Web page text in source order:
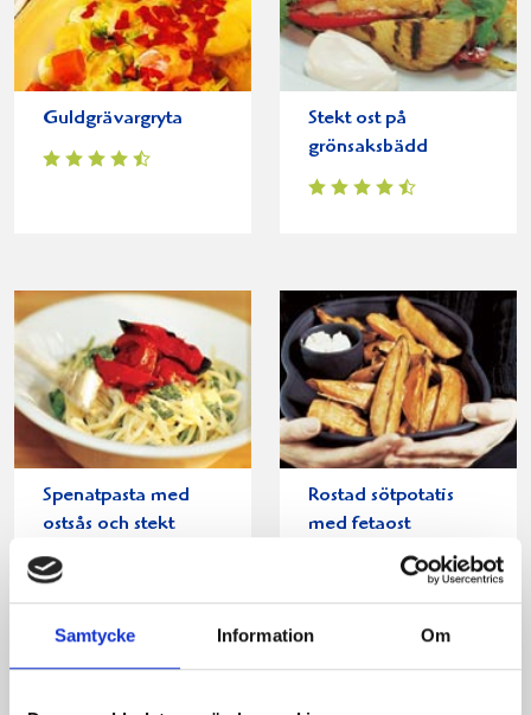
Samtycke Information Om
Guldgrävargryta
Stekt ost på
grönsaksbädd
Spenatpasta med
ostsås och stekt
paprika
Rostad sötpotatis
med fetaost